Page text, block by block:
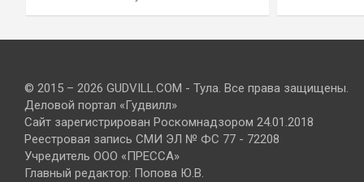
© 2015 – 2026 GUDVILL.COM - Тула. Все права защищены.
Деловой портал «Гудвилл»
Сайт зарегистрирован Роскомнадзором 24.01.2018
Реестровая запись СМИ ЭЛ № ФС 77 - 72208
Учредитель ООО «ПРЕССА»
Главный редактор: Попова Ю.В.